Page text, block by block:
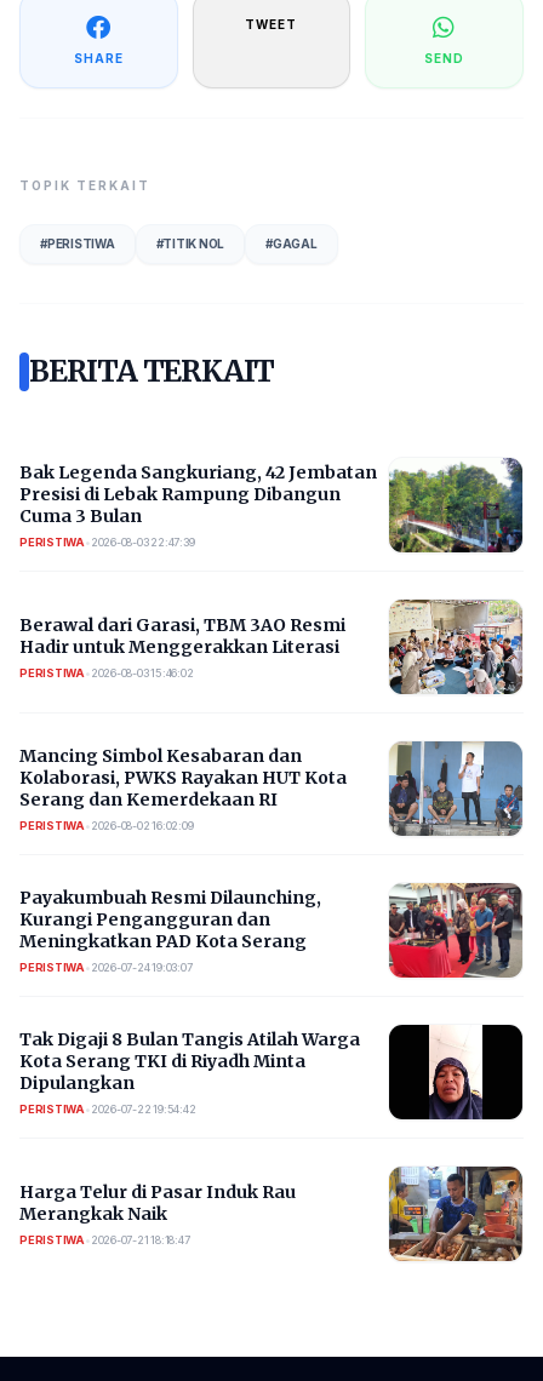
SHARE
TWEET
SEND
TOPIK TERKAIT
#PERISTIWA #TITIK NOL #GAGAL
BERITA TERKAIT
Bak Legenda Sangkuriang, 42 Jembatan
Presisi di Lebak Rampung Dibangun
Cuma 3 Bulan
PERISTIWA• 2026-08-03 22:47:39
Berawal dari Garasi, TBM 3AO Resmi
Hadir untuk Menggerakkan Literasi
PERISTIWA• 2026-08-03 15:46:02
Mancing Simbol Kesabaran dan
Kolaborasi, PWKS Rayakan HUT Kota
Serang dan Kemerdekaan RI
PERISTIWA• 2026-08-02 16:02:09
Payakumbuah Resmi Dilaunching,
Kurangi Pengangguran dan
Meningkatkan PAD Kota Serang
PERISTIWA• 2026-07-24 19:03:07
​Tak Digaji 8 Bulan Tangis Atilah Warga
Kota Serang TKI di Riyadh Minta
Dipulangkan
PERISTIWA• 2026-07-22 19:54:42
Harga Telur di Pasar Induk Rau
Merangkak Naik
PERISTIWA• 2026-07-21 18:18:47